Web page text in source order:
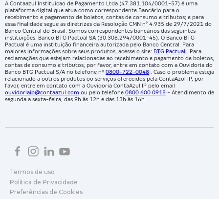
A Contaazul Instituicao de Pagamento Ltda (47.381.104/0001-57) é uma
plataforma digital que atua como correspondente Bancário para o
recebimento e pagamento de boletos, contas de consumo e tributos; e para
essa finalidade segue as diretrizes da Resolução CMN n° 4.935 de 29/7/2021 do
Banco Central do Brasil. Somos correspondentes bancários das seguintes
instituições: Banco BTG Pactual SA (30.306.294/0001-45). O Banco BTG
Pactual é uma instituição financeira autorizada pelo Banco Central. Para
maiores informações sobre seus produtos, acesse o site: BTG Pactual . Para
reclamações que estejam relacionadas ao recebimento e pagamento de boletos,
contas de consumo e tributos, por favor, entre em contato com a Ouvidoria do
Banco BTG Pactual S/A no telefone nº 0800-722-0048 . Caso o problema esteja
relacionado a outros produtos ou serviços oferecidos pela ContaAzul IP, por
favor, entre em contato com a Ouvidoria ContaAzul IP pelo email
ouvidoriaip@contaazul.com ou pelo telefone 0800 600 0918 - Atendimento de
segunda a sexta-feira, das 9h às 12h e das 13h às 16h.
Termos de uso
Política de Privacidade
Preferências de Cookies